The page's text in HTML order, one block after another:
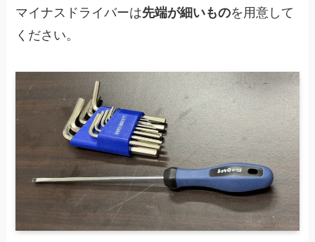
マイナスドライバーは先端が細いものを用意して
ください。